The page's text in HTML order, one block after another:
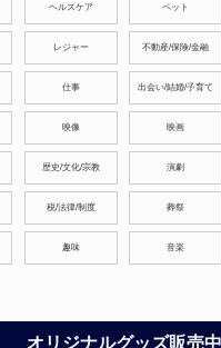
ヘルスケア ペット
レジャー 不動産/保険/金融
仕事 出会い/結婚/子育て
映像 映画
歴史/文化/宗教 演劇
税/法律/制度 葬祭
趣味 音楽
オリジナルグッズ販売中